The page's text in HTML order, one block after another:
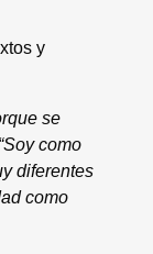
y
se
como
diferentes
como